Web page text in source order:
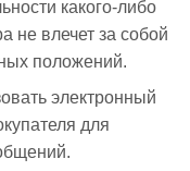
какого-либо
не влечет за собой
положений.
электронный
для